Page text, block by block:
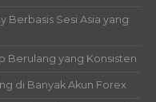
Berbasis Sesi Asia yang
Berulang yang Konsisten
di Banyak Akun Forex